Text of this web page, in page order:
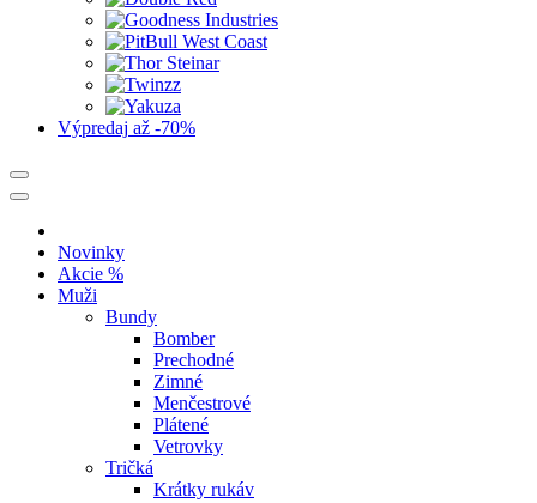
Výpredaj až -70%
Novinky
Akcie %
Muži
Bundy
Bomber
Prechodné
Zimné
Menčestrové
Plátené
Vetrovky
Tričká
Krátky rukáv